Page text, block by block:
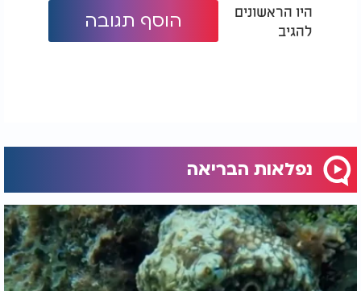
היו הראשונים
להגיב
הוסף תגובה
נפלאות הבריאה